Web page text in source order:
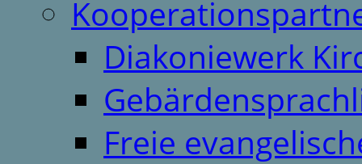
Diakoniewerk
Freie